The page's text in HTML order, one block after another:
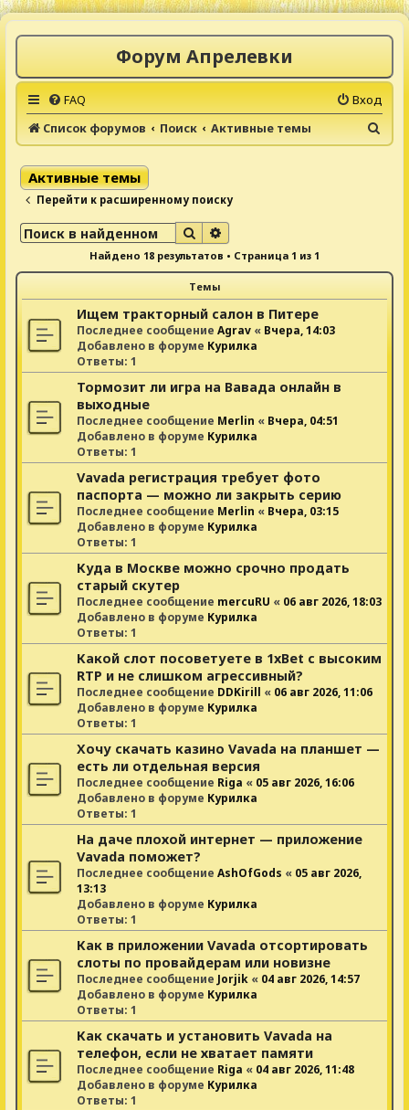
Форум Апрелевки
FAQ
Вход
Список форумов
Поиск Активные темы
о
Активные темы
Перейти к расширенному поиску
Поиск
Найдено 18 результатов • Страница 1 из 1
Темы
Ищем тракторный салон в Питере
Последнее сообщение Agrav « Вчера, 14:03
Добавлено в форуме Курилка
Ответы: 1
Тормозит ли игра на Вавада онлайн в
выходные
Последнее сообщение Merlin « Вчера, 04:51
Добавлено в форуме Курилка
Ответы: 1
Vavada регистрация требует фото
паспорта — можно ли закрыть серию
Последнее сообщение Merlin « Вчера, 03:15
Добавлено в форуме Курилка
Ответы: 1
Куда в Москве можно срочно продать
старый скутер
Последнее сообщение mercuRU « 06 авг 2026, 18:03
Добавлено в форуме Курилка
Ответы: 1
Какой слот посоветуете в 1xBet с высоким
RTP и не слишком агрессивный?
Последнее сообщение DDKirill « 06 авг 2026, 11:06
Добавлено в форуме Курилка
Ответы: 1
Хочу скачать казино Vavada на планшет —
есть ли отдельная версия
Последнее сообщение Riga « 05 авг 2026, 16:06
Добавлено в форуме Курилка
Ответы: 1
На даче плохой интернет — приложение
Vavada поможет?
Последнее сообщение AshOfGods « 05 авг 2026,
13:13
Добавлено в форуме Курилка
Ответы: 1
Как в приложении Vavada отсортировать
слоты по провайдерам или новизне
Последнее сообщение Jorjik « 04 авг 2026, 14:57
Добавлено в форуме Курилка
Ответы: 1
Как скачать и установить Vavada на
телефон, если не хватает памяти
Последнее сообщение Riga « 04 авг 2026, 11:48
Добавлено в форуме Курилка
Ответы: 1